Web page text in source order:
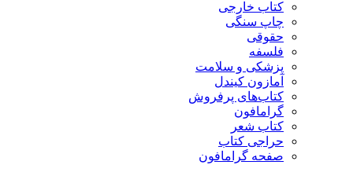
کتاب خارجی
چاپ سنگی
حقوقی
فلسفه
پزشکی و سلامت
آمازون کیندل
کتاب‌های پرفروش
گرامافون
کتاب شعر
حراجی کتاب
صفحه گرامافون